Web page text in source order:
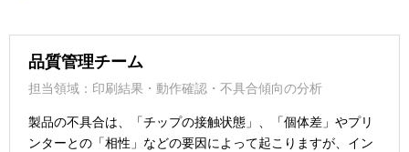
品質管理チーム
担当領域：印刷結果・動作確認・不具合傾向の分析
製品の不具合は、「チップの接触状態」、「個体差」やプリ
ンターとの「相性」などの要因によって起こりますが、イン